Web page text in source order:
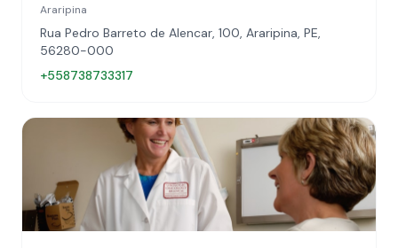
Araripina
Rua Pedro Barreto de Alencar, 100, Araripina, PE,
56280-000
+558738733317